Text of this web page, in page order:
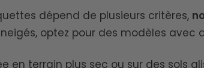
dépend de plusieurs critères,
optez pour des modèles
en terrain plus sec ou sur des sols